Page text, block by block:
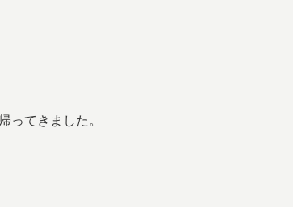
ってきました。